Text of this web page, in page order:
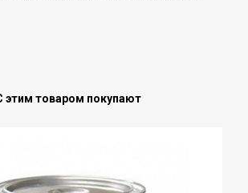
этим товаром покупают